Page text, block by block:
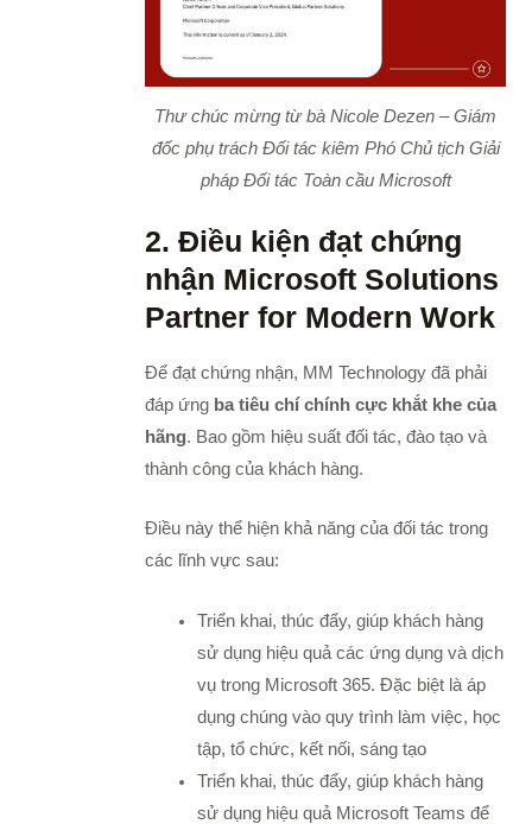
Thư chúc mừng từ bà Nicole Dezen – Giám
đốc phụ trách Đối tác kiêm Phó Chủ tịch Giải
pháp Đối tác Toàn cầu Microsoft
2. Điều kiện đạt chứng
nhận Microsoft Solutions
Partner for Modern Work
Để đạt chứng nhận, MM Technology đã phải
đáp ứng ba tiêu chí chính cực khắt khe của
hãng. Bao gồm hiệu suất đối tác, đào tạo và
thành công của khách hàng.
Điều này thể hiện khả năng của đối tác trong
các lĩnh vực sau:
Triển khai, thúc đẩy, giúp khách hàng
sử dụng hiệu quả các ứng dụng và dịch
vụ trong Microsoft 365. Đặc biệt là áp
dụng chúng vào quy trình làm việc, học
tập, tổ chức, kết nối, sáng tạo
Triển khai, thúc đẩy, giúp khách hàng
sử dụng hiệu quả Microsoft Teams để